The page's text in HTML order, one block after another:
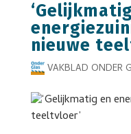
nieuwe
VAKBLAD ONDER